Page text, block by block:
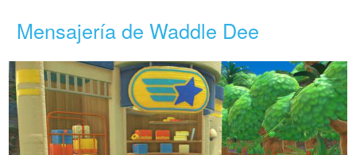
Mensajería de Waddle Dee